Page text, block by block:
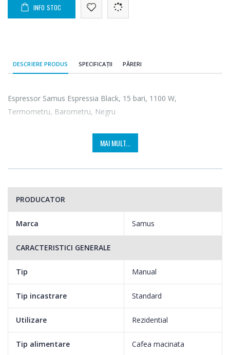
INFO STOC
DESCRIERE PRODUS SPECIFICAȚII PĂRERI
Espressor Samus Espressia Black, 15 bari, 1100 W,
Termometru, Barometru, Negru
MAI MULT...
PRODUCATOR
Marca Samus
CARACTERISTICI GENERALE
Tip Manual
Tip incastrare Standard
Utilizare Rezidential
Tip alimentare Cafea macinata